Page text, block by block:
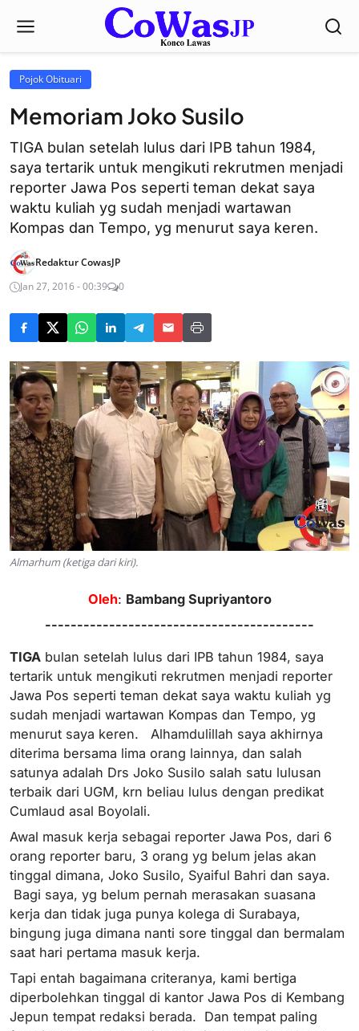
Pojok Obituari
Memoriam Joko Susilo
TIGA bulan setelah lulus dari IPB tahun 1984,
saya tertarik untuk mengikuti rekrutmen menjadi
reporter Jawa Pos seperti teman dekat saya
waktu kuliah yg sudah menjadi wartawan
Kompas dan Tempo, yg menurut saya keren.
Redaktur CowasJP
Jan 27, 2016 - 00:39
0
Almarhum (ketiga dari kiri).
Oleh: Bambang Supriyantoro
------------------------------------------
TIGA bulan setelah lulus dari IPB tahun 1984, saya
tertarik untuk mengikuti rekrutmen menjadi reporter
Jawa Pos seperti teman dekat saya waktu kuliah yg
sudah menjadi wartawan Kompas dan Tempo, yg
menurut saya keren. Alhamdulillah saya akhirnya
diterima bersama lima orang lainnya, dan salah
satunya adalah Drs Joko Susilo salah satu lulusan
terbaik dari UGM, krn beliau lulus dengan predikat
Cumlaud asal Boyolali.
Awal masuk kerja sebagai reporter Jawa Pos, dari 6
orang reporter baru, 3 orang yg belum jelas akan
tinggal dimana, Joko Susilo, Syaiful Bahri dan saya.
Bagi saya, yg belum pernah merasakan suasana
kerja dan tidak juga punya kolega di Surabaya,
bingung juga dimana nanti sore tinggal dan bermalam
saat hari pertama masuk kerja.
Tapi entah bagaimana criteranya, kami bertiga
diperbolehkan tinggal di kantor Jawa Pos di Kembang
Jepun tempat redaksi berada. Dan tempat paling